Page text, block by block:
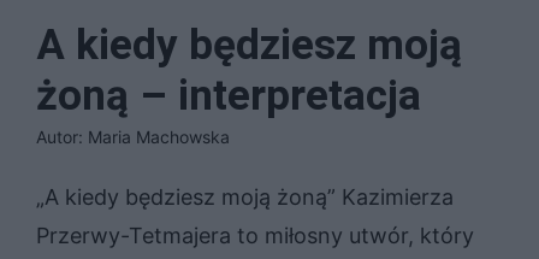
A kiedy będziesz moją
żoną – interpretacja
Autor: Maria Machowska
„A kiedy będziesz moją żoną” Kazimierza
Przerwy-Tetmajera to miłosny utwór, który